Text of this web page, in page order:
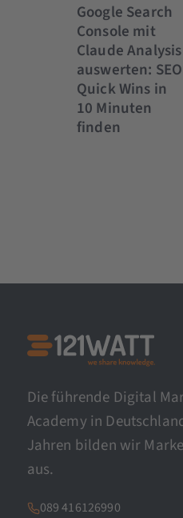
Google Search
Console mit
Claude Analysis
auswerten: SEO
Quick Wins in
10 Minuten
finden
Die führende Digital
Academy in
Jahren bilden wir
aus.
089 416126990